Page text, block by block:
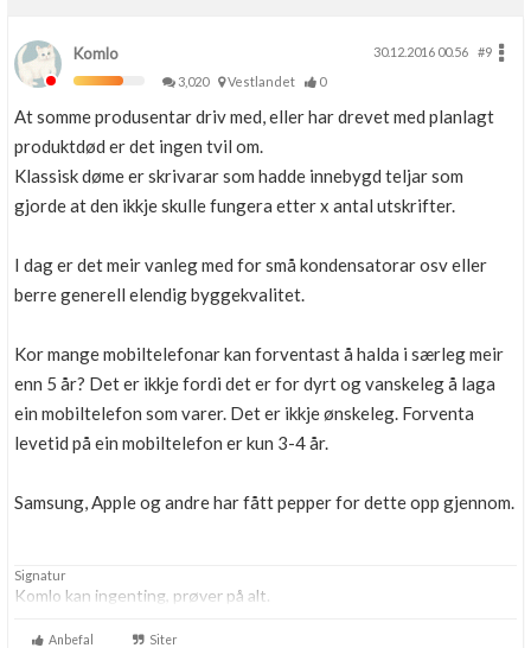
Komlo 30.12.2016 00.56
#9
3,020
Vestlandet 0
At somme produsentar driv med, eller har drevet med planlagt
produktdød er det ingen tvil om.
Klassisk døme er skrivarar som hadde innebygd teljar som
gjorde at den ikkje skulle fungera etter x antal utskrifter.
I dag er det meir vanleg med for små kondensatorar osv eller
berre generell elendig byggekvalitet.
Kor mange mobiltelefonar kan forventast å halda i særleg meir
enn 5 år? Det er ikkje fordi det er for dyrt og vanskeleg å laga
ein mobiltelefon som varer. Det er ikkje ønskeleg. Forventa
levetid på ein mobiltelefon er kun 3-4 år.
Samsung, Apple og andre har fått pepper for dette opp gjennom.
Signatur
Komlo kan ingenting, prøver på alt.
Anbefal Siter